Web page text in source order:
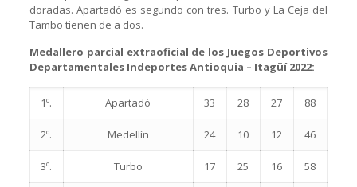
doradas. Apartadó es segundo con tres. Turbo y La Ceja del
Tambo tienen de a dos.
Medallero parcial extraoficial de los Juegos Deportivos
Departamentales Indeportes Antioquia – Itagüí 2022:
1º. Apartadó 33 28 27 88
2º. Medellín 24 10 12 46
3º. Turbo 17 25 16 58